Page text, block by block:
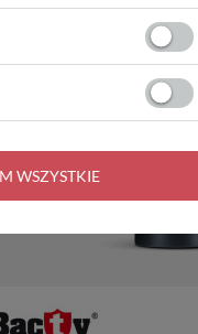
WSZYSTKIE